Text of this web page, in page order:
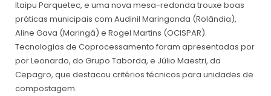
Itaipu Parquetec, e uma nova mesa-redonda trouxe boas
práticas municipais com Audinil Maringonda (Rolândia),
Aline Gava (Maringá) e Rogel Martins (OCISPAR).
Tecnologias de Coprocessamento foram apresentadas por
por Leonardo, do Grupo Taborda, e Júlio Maestri, da
Cepagro, que destacou critérios técnicos para unidades de
compostagem.